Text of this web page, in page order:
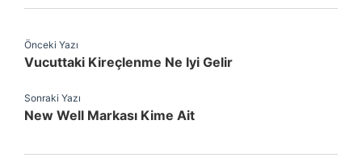
Önceki Yazı
Vucuttaki Kireçlenme Ne Iyi Gelir
Sonraki Yazı
New Well Markası Kime Ait